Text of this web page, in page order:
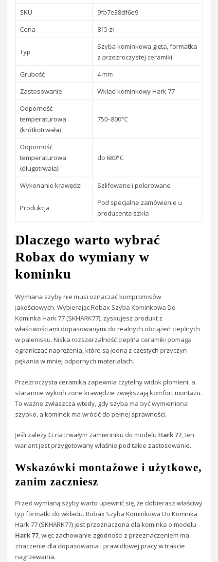
SKU
9fb7e38df6e9
Cena
815 zł
Typ
Szyba kominkowa gięta, formatka
z przezroczystej ceramiki
Grubość
4 mm
Zastosowanie
Wkład kominkowy Hark 77
Odporność
temperaturowa
(krótkotrwała)
750–800°C
Odporność
temperaturowa
(długotrwała)
do 680°C
Wykonanie krawędzi Szlifowane i polerowane
Produkcja
Pod specjalne zamówienie u
producenta szkła
Dlaczego warto wybrać
Robax do wymiany w
kominku
Wymiana szyby nie musi oznaczać kompromisów
jakościowych. Wybierając Robax Szyba Kominkowa Do
Kominka Hark 77 (SKHARK77), zyskujesz produkt z
właściwościami dopasowanymi do realnych obciążeń cieplnych
w palenisku. Niska rozszerzalność cieplna ceramiki pomaga
ograniczać naprężenia, które są jedną z częstych przyczyn
pękania w mniej odpornych materiałach.
Przezroczysta ceramika zapewnia czytelny widok płomieni, a
starannie wykończone krawędzie zwiększają komfort montażu.
To ważne zwłaszcza wtedy, gdy szyba ma być wymieniona
szybko, a kominek ma wrócić do pełnej sprawności.
Jeśli zależy Ci na trwałym zamienniku do modelu Hark 77, ten
wariant jest przygotowany właśnie pod takie zastosowanie.
Wskazówki montażowe i użytkowe,
zanim zaczniesz
Przed wymianą szyby warto upewnić się, że dobierasz właściwy
typ formatki do wkładu. Robax Szyba Kominkowa Do Kominka
Hark 77 (SKHARK77) jest przeznaczona dla kominka o modelu
Hark 77, więc zachowanie zgodności z przeznaczeniem ma
znaczenie dla dopasowania i prawidłowej pracy w trakcie
nagrzewania.